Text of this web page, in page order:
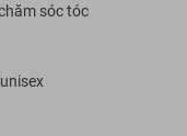
sóc tóc